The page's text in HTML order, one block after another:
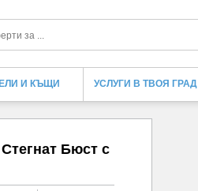
И КЪЩИ УСЛУГИ В ТВОЯ ГРАД
Бюст с